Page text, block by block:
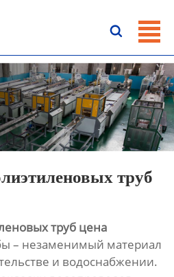

труб
труб цена
– незаменимый материал
и водоснабжении.